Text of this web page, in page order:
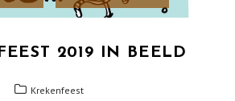
2019 IN BEELD
Krekenfeest